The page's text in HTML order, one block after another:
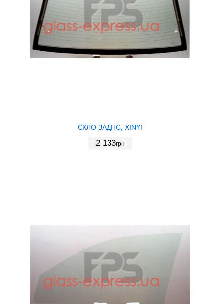
СКЛО ЗАДНЄ, XINYI
2 133грн